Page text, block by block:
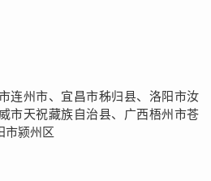
连州市、宜昌市秭归县、洛阳市汝
市天祝藏族自治县、广西梧州市苍
市颍州区